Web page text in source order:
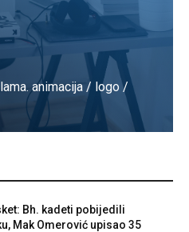
animacija / logo /
Bh. kadeti pobijedili
Mak Omerović upisao 35